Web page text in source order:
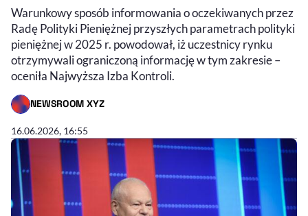
Warunkowy sposób informowania o oczekiwanych przez
Radę Polityki Pieniężnej przyszłych parametrach polityki
pieniężnej w 2025 r. powodował, iż uczestnicy rynku
otrzymywali ograniczoną informację w tym zakresie –
oceniła Najwyższa Izba Kontroli.
NEWSROOM XYZ
- AUTOR ARTYKUŁU - PROFIL
16.06.2026, 16:55